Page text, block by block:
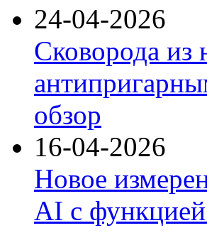
24-04-2026
Сковорода
обзор
16-04-2026
Новое
AI с